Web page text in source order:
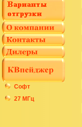
Софт
27 МГц